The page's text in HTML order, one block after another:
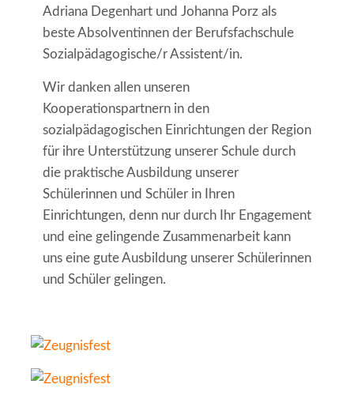
Adriana Degenhart und Johanna Porz als
beste Absolventinnen der Berufsfachschule
Sozialpädagogische/r Assistent/in.
Wir danken allen unseren
Kooperationspartnern in den
sozialpädagogischen Einrichtungen der Region
für ihre Unterstützung unserer Schule durch
die praktische Ausbildung unserer
Schülerinnen und Schüler in Ihren
Einrichtungen, denn nur durch Ihr Engagement
und eine gelingende Zusammenarbeit kann
uns eine gute Ausbildung unserer Schülerinnen
und Schüler gelingen.